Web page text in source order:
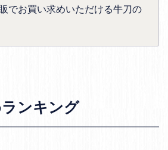
でお買い求めいただける牛刀の
ンキング